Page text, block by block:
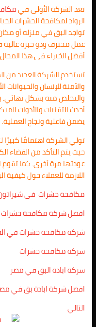
تعد الشركة الأولى في
الرواد لمكافحة الحشرات
تواجد البق في منزله أو
عمل محترف وذو خبرة
أفضل الخبراء في هذا
تستخدم الشركة العديد من
والآمنة للإنسان
والتخلص منه بشكل نهائي.
أحدث التقنيات والأدوات
يضمن فاعلية ونجاح العملية.
تولي الشركة اهتمامًا كبيرًا
حيث يتم التأكد من القضاء
عودتها مرة أخرى. كما تقوم
اللازمة للعملاء حول
مكافحة حشرات فى
افضل شركة مكافحة
شركة مكافحة حشرات في
شركة مكافحة حشرات
شركة ابادة البق في مصر
افضل شركة ابادة بق في
التالي